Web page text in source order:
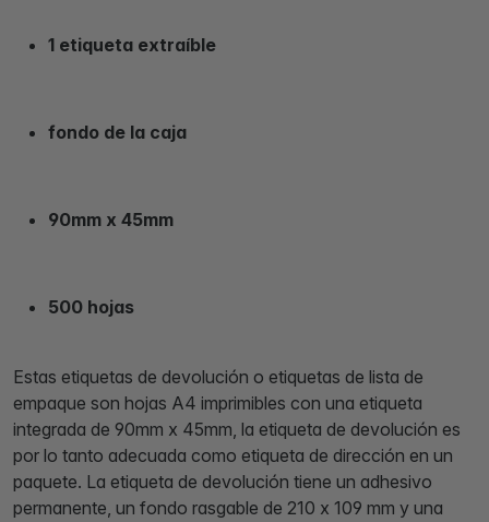
1 etiqueta extraíble
fondo de la caja
90mm x 45mm
500 hojas
Estas etiquetas de devolución o etiquetas de lista de
empaque son hojas A4 imprimibles con una etiqueta
integrada de 90mm x 45mm, la etiqueta de devolución es
por lo tanto adecuada como etiqueta de dirección en un
paquete. La etiqueta de devolución tiene un adhesivo
permanente, un fondo rasgable de 210 x 109 mm y una